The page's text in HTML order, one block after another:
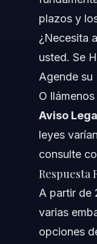
Cómo
Más
Guía
Errores
plazos y
¿Necesita
usted. Se
Agende su
O llámenos
Aviso
leyes
consulte
Respuesta
A partir de
varias
opciones